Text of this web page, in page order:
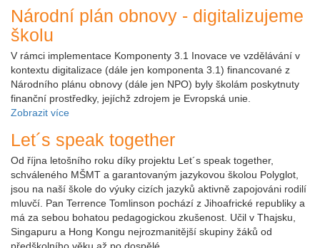
Národní plán obnovy - digitalizujeme
školu
V rámci implementace Komponenty 3.1 Inovace ve vzdělávání v
kontextu digitalizace (dále jen komponenta 3.1) financované z
Národního plánu obnovy (dále jen NPO) byly školám poskytnuty
finanční prostředky, jejíchž zdrojem je Evropská unie.
Zobrazit více
Let´s speak together
Od října letošního roku díky projektu Let´s speak together,
schváleného MŠMT a garantovaným jazykovou školou Polyglot,
jsou na naší škole do výuky cizích jazyků aktivně zapojováni rodilí
mluvčí. Pan Terrence Tomlinson pochází z Jihoafrické republiky a
má za sebou bohatou pedagogickou zkušenost. Učil v Thajsku,
Singapuru a Hong Kongu nejrozmanitější skupiny žáků od